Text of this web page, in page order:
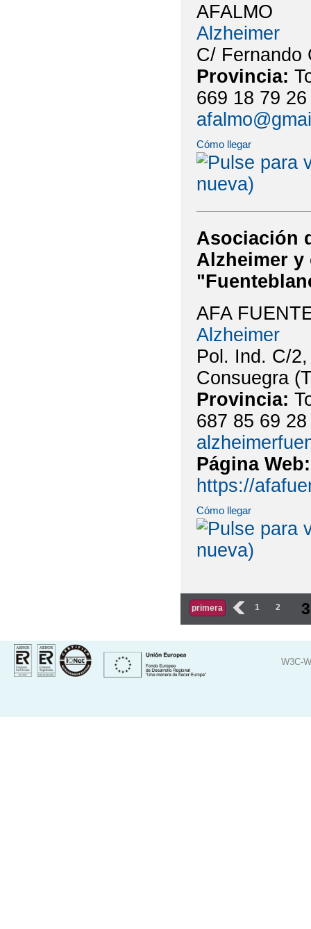
AFALMO
Alzheimer
C/ Fernando
Provincia:
669 18 79 26
Cómo llegar
Asociación
Alzheimer
AFA
Alzheimer
Pol. Ind. C/
Consuegra
Provincia:
687 85 69 28
Página
https://
Cómo llegar
Páginas
primera ‹ 1 2 3
W3C-